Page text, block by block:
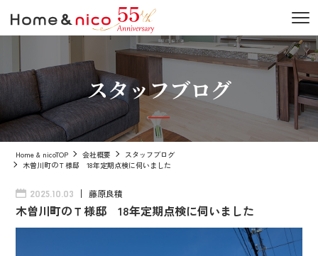
スタッフブログ
Home & nicoTOP 会社概要
スタッフブログ
木曽川町のＴ様邸 18年定期点検に伺いました
2025.10.03 藤原良積
木曽川町のＴ様邸 18年定期点検に伺いました